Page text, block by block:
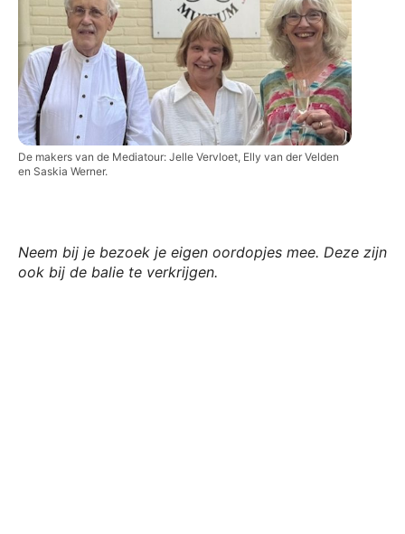
De makers van de Mediatour: Jelle Vervloet, Elly van der Velden
en Saskia Werner.
Neem bij je bezoek je eigen oordopjes mee. Deze zijn
ook bij de balie te verkrijgen.